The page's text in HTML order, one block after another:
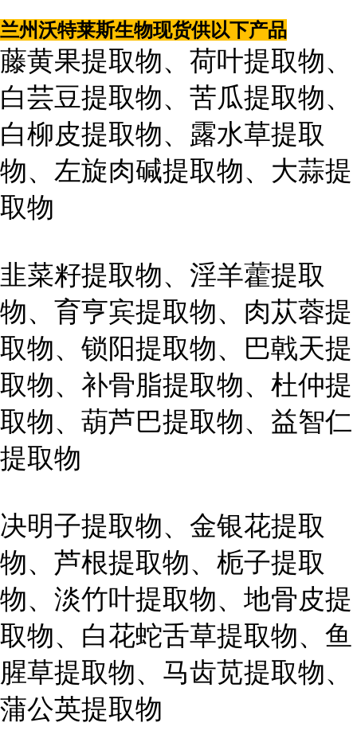
兰州沃特莱斯生物现货供以下产品
藤黄果提取物、荷叶提取物、
白芸豆提取物、苦瓜提取物、
白柳皮提取物、露水草提取
物、左旋肉碱提取物、大蒜提
取物
韭菜籽提取物、淫羊藿提取
物、育亨宾提取物、肉苁蓉提
取物、锁阳提取物、巴戟天提
取物、补骨脂提取物、杜仲提
取物、葫芦巴提取物、益智仁
提取物
决明子提取物、金银花提取
物、芦根提取物、栀子提取
物、淡竹叶提取物、地骨皮提
取物、白花蛇舌草提取物、鱼
腥草提取物、马齿苋提取物、
蒲公英提取物